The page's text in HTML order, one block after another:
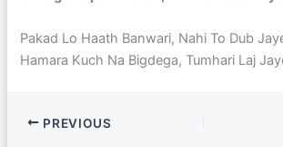
Pakad Lo Haath Banwari, Nahi To Dub
Hamara Kuch Na Bigdega, Tumhari Laj
PREVIOUS